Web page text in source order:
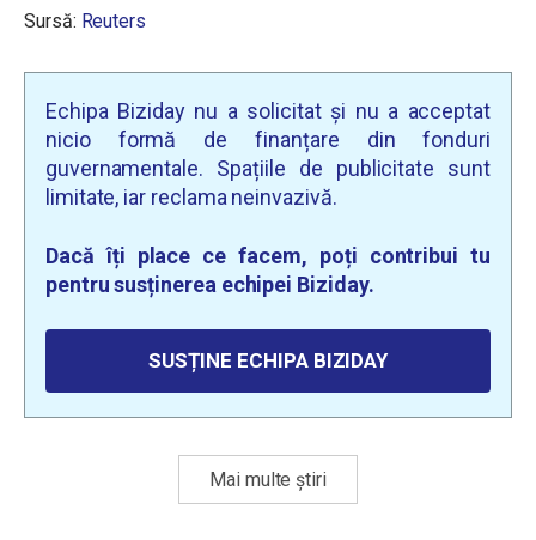
Sursă: Reuters
Echipa Biziday nu a solicitat și nu a acceptat
nicio formă de finanțare din fonduri
guvernamentale. Spațiile de publicitate sunt
limitate, iar reclama neinvazivă.
Dacă îți place ce facem, poți contribui tu
pentru susținerea echipei Biziday.
SUSȚINE ECHIPA BIZIDAY
Mai multe știri